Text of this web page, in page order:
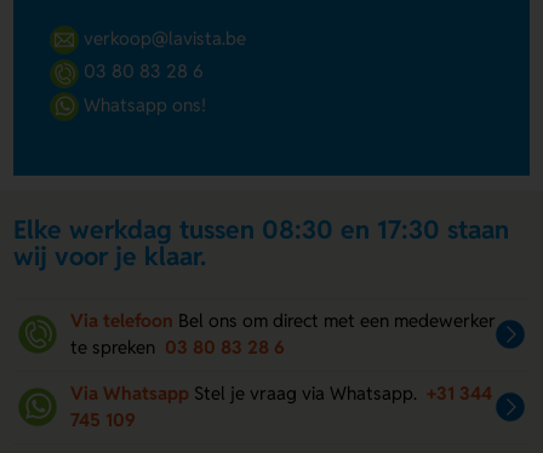
verkoop@lavista.be
03 80 83 28 6
Whatsapp ons!
Elke werkdag tussen 08:30 en 17:30 staan
wij voor je klaar.
Via telefoon Bel ons om direct met een medewerker
te spreken 03 80 83 28 6
Via Whatsapp Stel je vraag via Whatsapp. +31 344
745 109